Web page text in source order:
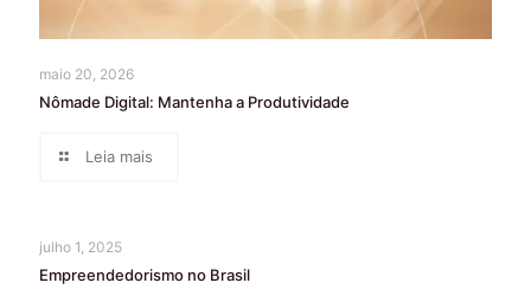
maio 20, 2026
Nômade Digital: Mantenha a Produtividade
Leia mais
julho 1, 2025
Empreendedorismo no Brasil